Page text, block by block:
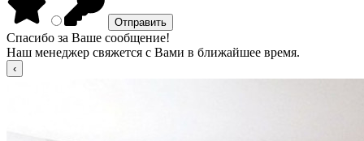
Спасибо за Ваше сообщение!
Наш менеджер свяжется с Вами в ближайшее время.